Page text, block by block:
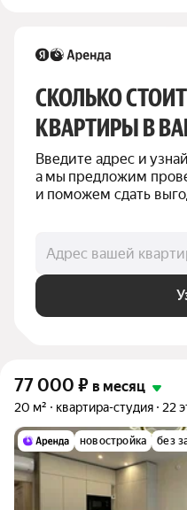
СКОЛЬКО
КВАРТИРЫ В
Введите адрес и
а мы предложим
и поможем сдать
Адрес вашей
77 000 ₽ в месяц
20 м² квартира-студия 22
новостройка без